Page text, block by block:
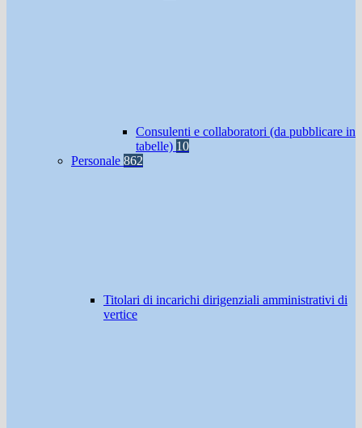
Consulenti e collaboratori (da pubblicare in
tabelle) 10
Personale 862
Titolari di incarichi dirigenziali amministrativi di
vertice